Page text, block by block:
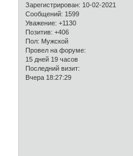
Зарегистрирован: 10-02-2021
Сообщений: 1599
Уважение: +1130
Позитив: +406
Пол: Мужской
Провел на форуме:
15 дней 19 часов
Последний визит:
Вчера 18:27:29